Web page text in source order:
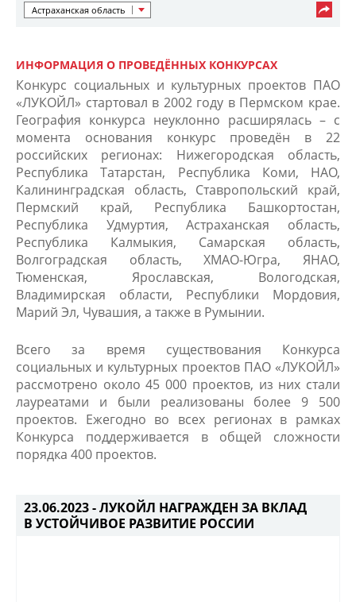
Астраханская область
ИНФОРМАЦИЯ О ПРОВЕДЁННЫХ КОНКУРСАХ
Конкурс социальных и культурных проектов ПАО
«ЛУКОЙЛ» стартовал в 2002 году в Пермском крае.
География конкурса неуклонно расширялась – с
момента основания конкурс проведён в 22
российских регионах: Нижегородская область,
Республика Татарстан, Республика Коми, НАО,
Калининградская область, Ставропольский край,
Пермский край, Республика Башкортостан,
Республика Удмуртия, Астраханская область,
Республика Калмыкия, Самарская область,
Волгоградская область, ХМАО-Югра, ЯНАО,
Тюменская, Ярославская, Вологодская,
Владимирская области, Республики Мордовия,
Марий Эл, Чувашия, а также в Румынии.
Всего за время существования Конкурса
социальных и культурных проектов ПАО «ЛУКОЙЛ»
рассмотрено около 45 000 проектов, из них стали
лауреатами и были реализованы более 9 500
проектов. Ежегодно во всех регионах в рамках
Конкурса поддерживается в общей сложности
порядка 400 проектов.
23.06.2023 -ЛУКОЙЛ НАГРАЖДЕН ЗА ВКЛАД
В УСТОЙЧИВОЕ РАЗВИТИЕ РОССИИ